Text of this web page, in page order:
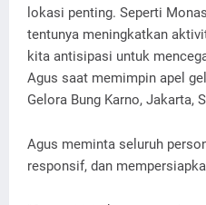
lokasi penting. Seperti
tentunya meningkatkan
kita antisipasi untuk
Agus saat memimpin apel
Gelora Bung Karno, Jakarta,
Agus meminta seluruh
responsif, dan